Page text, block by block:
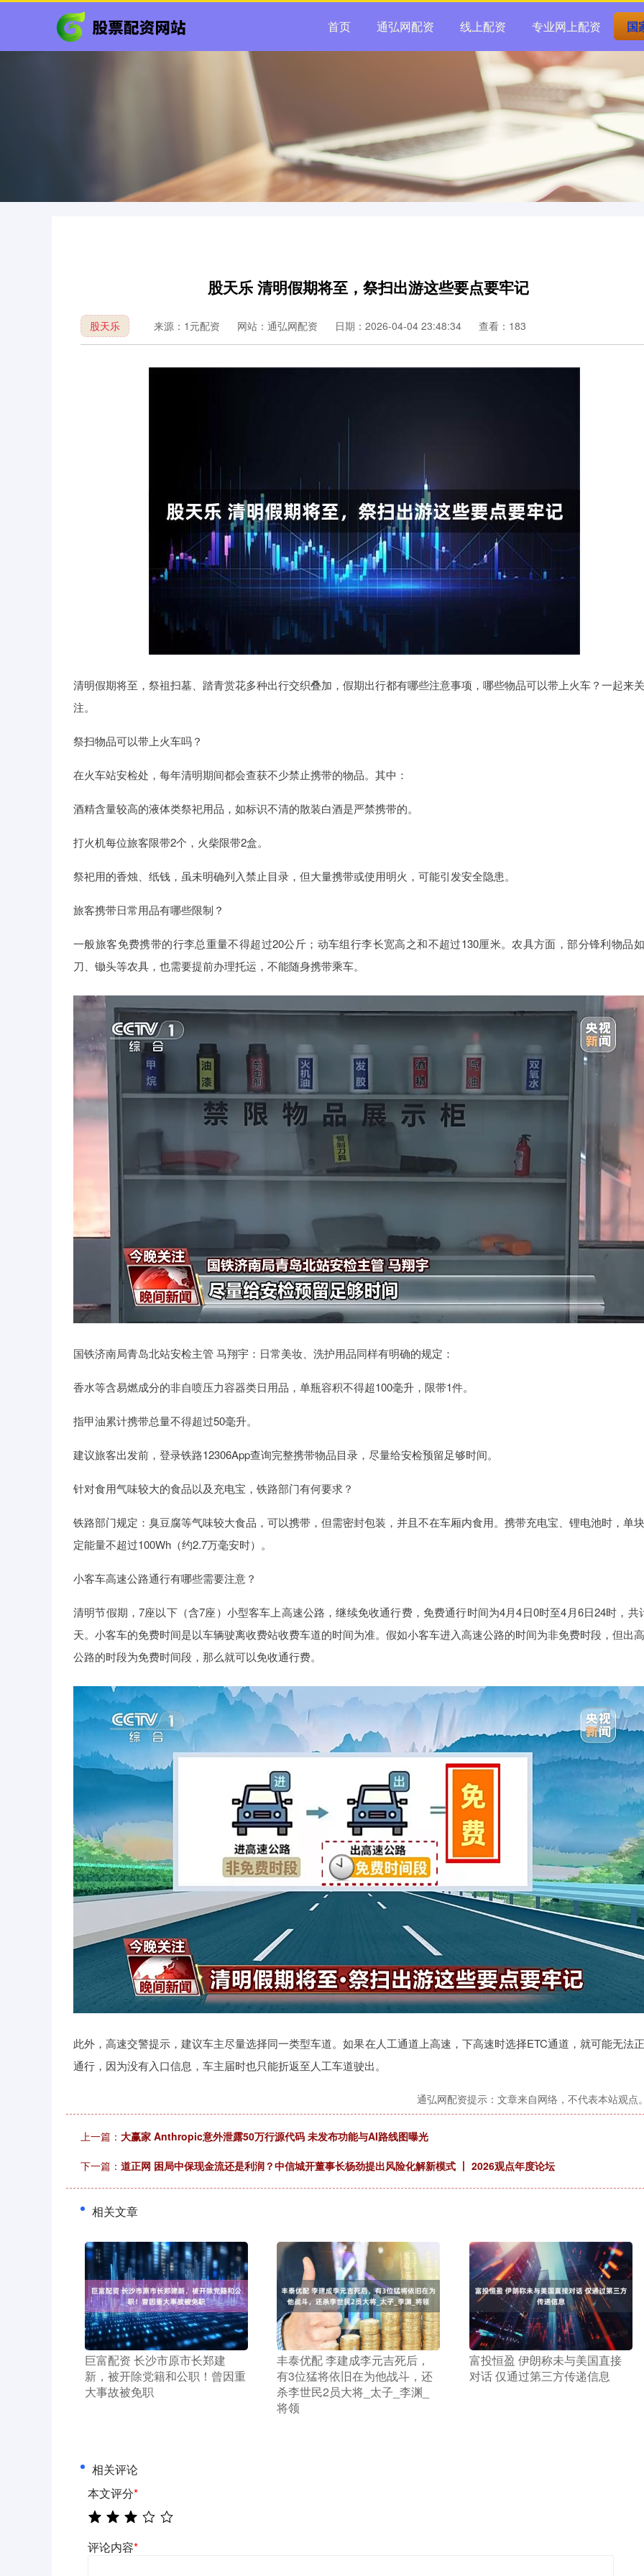
首页 通弘网配资 线上配资 专业网上配资 国
股天乐 清明假期将至，祭扫出游这些要点要牢记
股天乐 来源：1元配资 网站：通弘网配资 日期：2026-04-04 23:48:34 查看：183
清明假期将至，祭祖扫墓、踏青赏花多种出行交织叠加，假期出行都有哪些注意事项，哪些物品可以带上火车？一起来关
注。
祭扫物品可以带上火车吗？
在火车站安检处，每年清明期间都会查获不少禁止携带的物品。其中：
酒精含量较高的液体类祭祀用品，如标识不清的散装白酒是严禁携带的。
打火机每位旅客限带2个，火柴限带2盒。
祭祀用的香烛、纸钱，虽未明确列入禁止目录，但大量携带或使用明火，可能引发安全隐患。
旅客携带日常用品有哪些限制？
一般旅客免费携带的行李总重量不得超过20公斤；动车组行李长宽高之和不超过130厘米。农具方面，部分锋利物品
刀、锄头等农具，也需要提前办理托运，不能随身携带乘车。
国铁济南局青岛北站安检主管 马翔宇：日常美妆、洗护用品同样有明确的规定：
香水等含易燃成分的非自喷压力容器类日用品，单瓶容积不得超100毫升，限带1件。
指甲油累计携带总量不得超过50毫升。
建议旅客出发前，登录铁路12306App查询完整携带物品目录，尽量给安检预留足够时间。
针对食用气味较大的食品以及充电宝，铁路部门有何要求？
铁路部门规定：臭豆腐等气味较大食品，可以携带，但需密封包装，并且不在车厢内食用。携带充电宝、锂电池时，单
定能量不超过100Wh（约2.7万毫安时）。
小客车高速公路通行有哪些需要注意？
清明节假期，7座以下（含7座）小型客车上高速公路，继续免收通行费，免费通行时间为4月4日0时至4月6日24时，共
天。小客车的免费时间是以车辆驶离收费站收费车道的时间为准。假如小客车进入高速公路的时间为非免费时段，但出
公路的时段为免费时间段，那么就可以免收通行费。
此外，高速交警提示，建议车主尽量选择同一类型车道。如果在人工通道上高速，下高速时选择ETC通道，就可能无法
通行，因为没有入口信息，车主届时也只能折返至人工车道驶出。
通弘网配资提示：文章来自网络，不代表本站观点
上一篇： 大赢家 Anthropic意外泄露50万行源代码 未发布功能与AI路线图曝光
下一篇： 道正网 困局中保现金流还是利润？中信城开董事长杨劲提出风险化解新模式 丨 2026观点年度论坛
相关文章
​巨富配资 长沙市原市长郑建
新，被开除党籍和公职！曾因重
大事故被免职
​丰泰优配 李建成李元吉死后，
有3位猛将依旧在为他战斗，还
杀李世民2员大将_太子_李渊_
将领
​富投恒盈 伊朗称未与美国直接
对话 仅通过第三方传递信息
相关评论
本文评分*
评论内容*